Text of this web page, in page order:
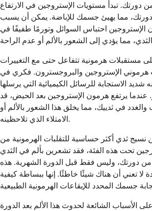
من دورتك. تبدأ مستويات الإستروجين في الارتفاع
دورتك، مما يهيئ جسمك للإباضة. يمكن أن يسبب
الإستروجين احتباس السوائل وتورمًا طفيفًا في
مستقبلات هرمونية تتفاعل حتى مع التغييرات
هرموني الإستروجين والبروجسترون. فكري في
شديد الاستجابة للرسائل الكيميائية التي يرسلها
يرتفع هرمون الإستروجين بعد الحيض، قد
والغدد في ثدييك، مما يخلق هذا الشعور بالألم أو
الامتلاء الذي تلاحظينه.
نسيج ثدي أكثر حساسية للتقلبات الهرمونية من
تحت هذه الفئة، فقد تشعرين بألم في الثدي
دورتك، وليس فقط قبل الدورة الشهرية. هذه
لا تعني أن هناك شيئًا خاطئًا. إنها ببساطة كيفية
الأسباب الشائعة لحدوث هذا الألم بعد الدورة